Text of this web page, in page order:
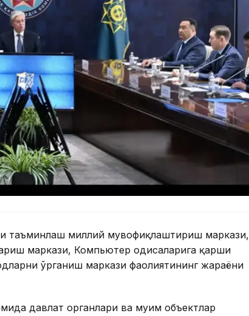
таъминлаш миллий мувофиқлаштириш маркази,
маркази, Компьютер ҳодисаларига қарши
ўрганиш маркази фаолиятининг жараёни
давлат органлари ва муҳим объектлар